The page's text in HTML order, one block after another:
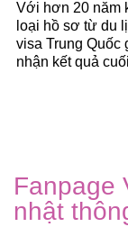
Với hơn 20 năm
loại hồ sơ từ du
visa Trung Quốc
nhận kết quả
Fanpage
nhật